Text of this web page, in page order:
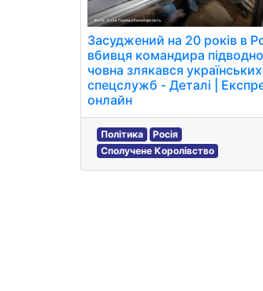
Засуджений на 20 років в
вбивця командира
човна злякався українських
спецслужб - Деталі |
онлайн
Політика
Росія
Сполучене Королівство